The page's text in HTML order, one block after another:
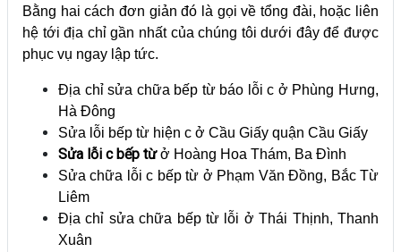
Bằng hai cách đơn giản đó là gọi về tổng đài, hoặc liên
hệ tới địa chỉ gần nhất của chúng tôi dưới đây để được
phục vụ ngay lập tức.
Địa chỉ sửa chữa bếp từ báo lỗi c ở Phùng Hưng,
Hà Đông
Sửa lỗi bếp từ hiện c ở Cầu Giấy quận Cầu Giấy
Sửa lỗi c bếp từở Hoàng Hoa Thám, Ba Đình
Sửa chữa lỗi c bếp từ ở Phạm Văn Đồng, Bắc Từ
Liêm
Địa chỉ sửa chữa bếp từ lỗi ở Thái Thịnh, Thanh
Xuân